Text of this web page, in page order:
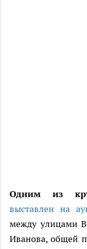
Одним из
выставлен на
между улицами
Иванова, общей